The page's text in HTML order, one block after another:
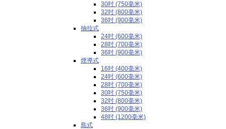
30吋 (750毫米)
32吋 (800毫米)
36吋 (900毫米)
抽拉式
24吋 (600毫米)
28吋 (700毫米)
36吋 (900毫米)
煙導式
16吋 (400毫米)
24吋 (600毫米)
28吋 (700毫米)
30吋 (750毫米)
32吋 (800毫米)
36吋 (900毫米)
48吋 (1200毫米)
島式